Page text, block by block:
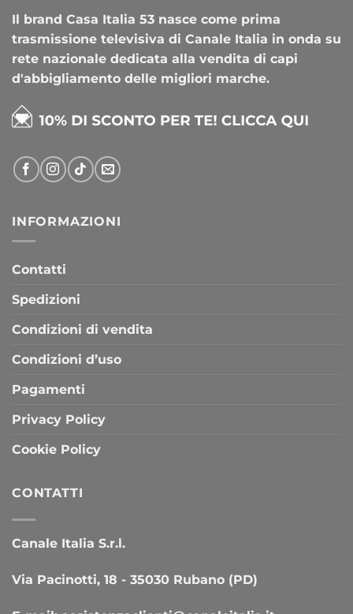
Il brand Casa Italia 53 nasce come prima
trasmissione televisiva di Canale Italia in onda su
rete nazionale dedicata alla vendita di capi
d'abbigliamento delle migliori marche.
INFORMAZIONI
Contatti
Spedizioni
Condizioni di vendita
Condizioni d’uso
Pagamenti
Privacy Policy
Cookie Policy
CONTATTI
Canale Italia S.r.l.
Via Pacinotti, 18 - 35030 Rubano (PD)